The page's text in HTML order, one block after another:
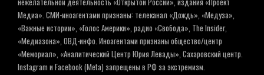
Медиа». СМИ-иноагентами признаны: телеканал «Дождь», «Медуза»,
«Важные истории», «Голос Америки», радио «Свобода», The Insider,
«Медиазона», ОВД-инфо. Иноагентами признаны общество/центр
«Мемориал», «Аналитический Центр Юрия Левады», Сахаровский центр.
Instagram и Facebook (Metа) запрещены в РФ за экстремизм.